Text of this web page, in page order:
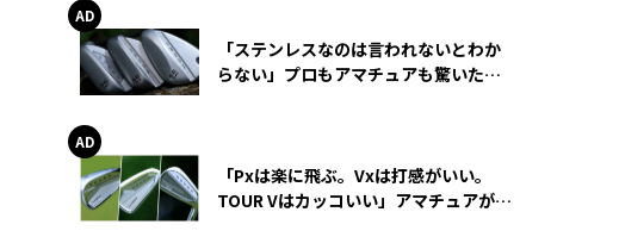
「ステンレスなのは言われないとわか
らない」プロもアマチュアも驚いた
「Pxは楽に飛ぶ。Vxは打感がいい。
TOUR Vはカッコいい」アマチュアが選